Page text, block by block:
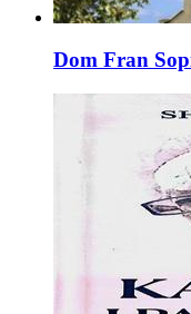
Dom Fran